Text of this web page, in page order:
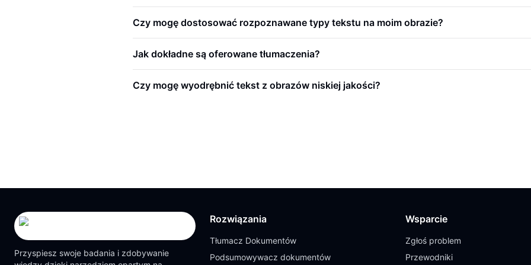
Czy mogę dostosować rozpoznawane typy tekstu na moim obrazie?
Jak dokładne są oferowane tłumaczenia?
Czy mogę wyodrębnić tekst z obrazów niskiej jakości?
Przyspiesz swoje badania i zdobywanie
Rozwiązania
Tłumacz Dokumentów
Podsumowywacz dokumentów
Wsparcie
Zgłoś problem
Przewodniki